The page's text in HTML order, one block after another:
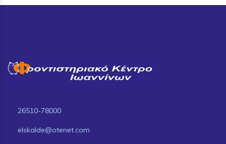
26510-78000
elskalde@otenet.com